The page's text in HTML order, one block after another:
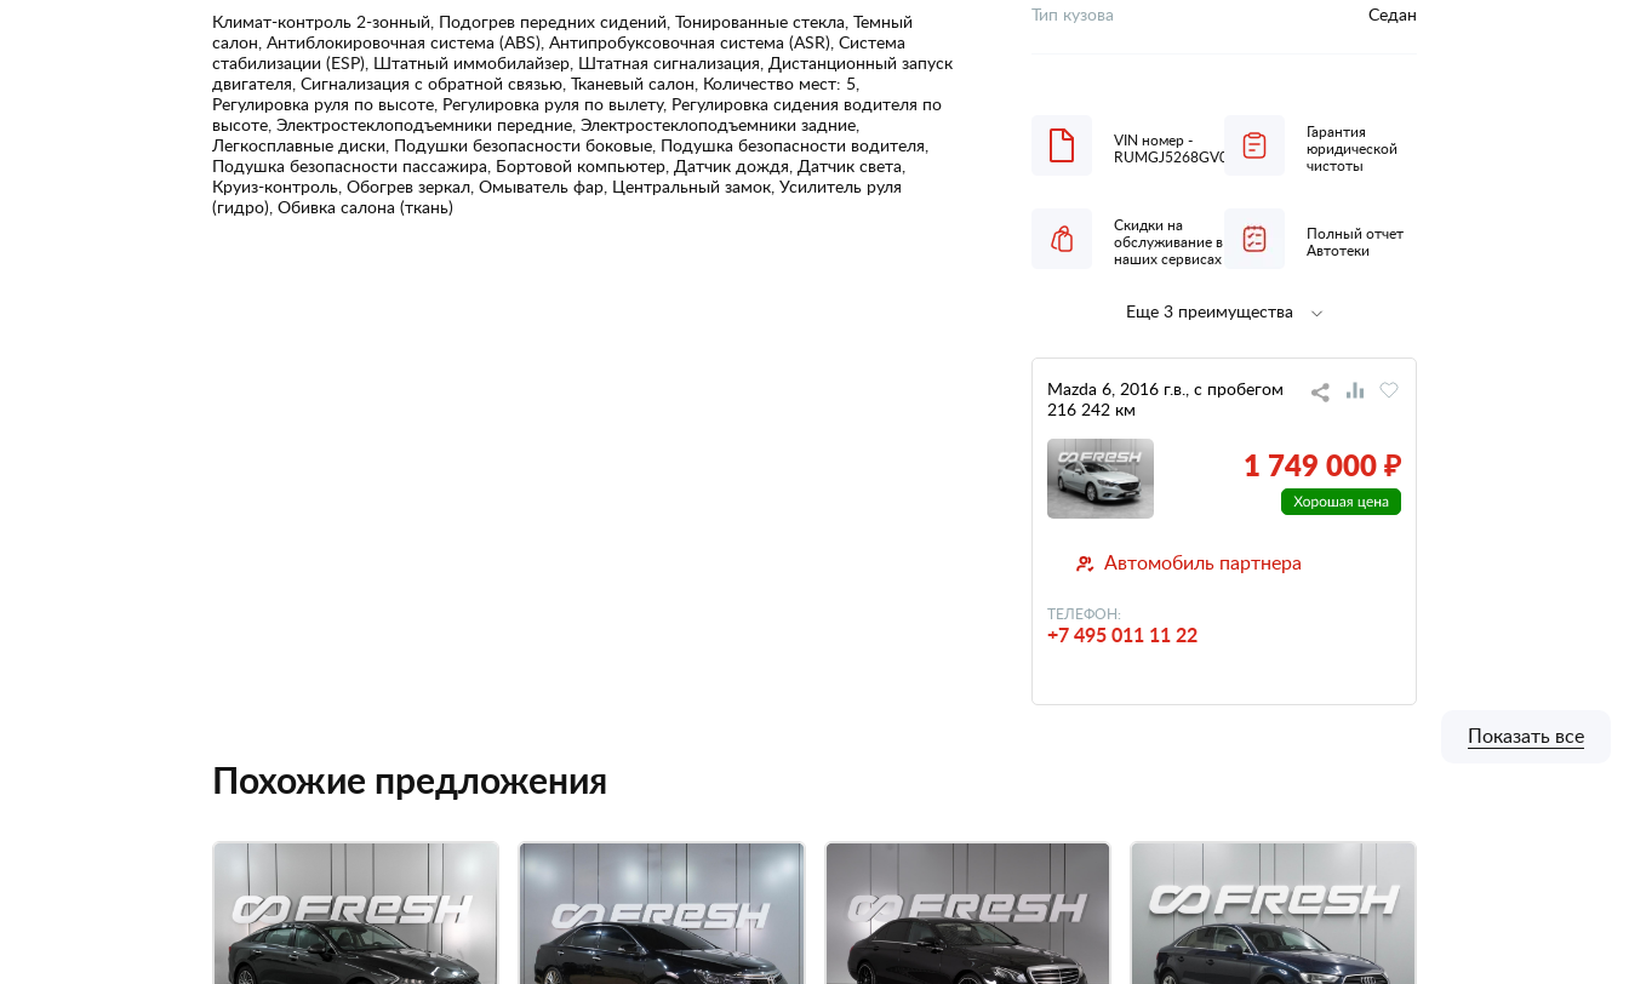
Климат-контроль 2-зонный, Подогрев передних сидений, Тонированные стекла, Темный
салон, Антиблокировочная система (ABS), Антипробуксовочная система (ASR), Система
стабилизации (ESP), Штатный иммобилайзер, Штатная сигнализация, Дистанционный запуск
двигателя, Сигнализация с обратной связью, Тканевый салон, Количество мест: 5,
Регулировка руля по высоте, Регулировка руля по вылету, Регулировка сидения водителя по
высоте, Электростеклоподъемники передние, Электростеклоподъемники задние,
Легкосплавные диски, Подушки безопасности боковые, Подушка безопасности водителя,
Подушка безопасности пассажира, Бортовой компьютер, Датчик дождя, Датчик света,
Круиз-контроль, Обогрев зеркал, Омыватель фар, Центральный замок, Усилитель руля
(гидро), Обивка салона (ткань)
Тип кузова Седан
VIN номер -
RUMGJ5268GV022779
Гарантия
юридической
чистоты
Скидки на
обслуживание в
наших сервисах
Полный отчет
Автотеки
Полная
низкий
налог
Еще 3 преимущества
Mazda 6, 2016 г.в., с пробегом
216 242 км
1 749 000 ₽
Автомобиль партнера
ТЕЛЕФОН:
+7 495 011 11 22
Похожие предложения
Показать все